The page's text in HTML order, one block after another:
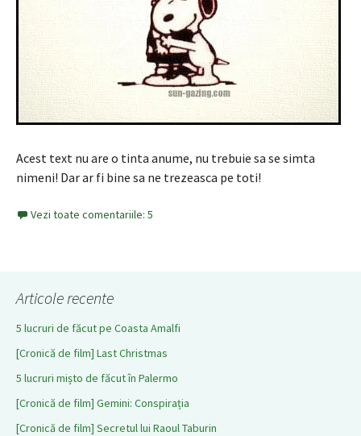
Acest text nu are o tinta anume, nu trebuie sa se simta
nimeni! Dar ar fi bine sa ne trezeasca pe toti!
Vezi toate comentariile: 5
Articole recente
5 lucruri de făcut pe Coasta Amalfi
[Cronică de film] Last Christmas
5 lucruri mișto de făcut în Palermo
[Cronică de film] Gemini: Conspirația
[Cronică de film] Secretul lui Raoul Taburin